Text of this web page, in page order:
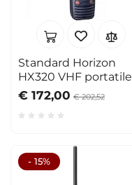
Standard Horizon
HX320 VHF portatile
€ 172,00 € 202,52
- 15%